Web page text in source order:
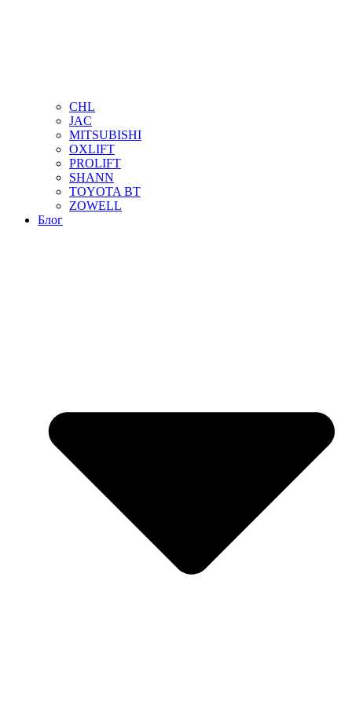
CHL
JAC
MITSUBISHI
OXLIFT
PROLIFT
SHANN
TOYOTA BT
ZOWELL
Блог